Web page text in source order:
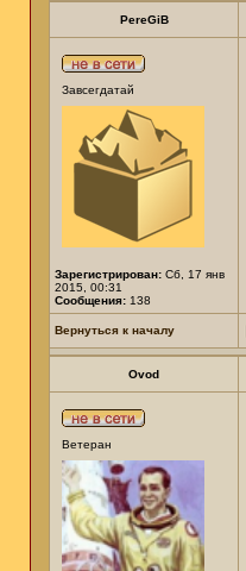
PereGiB
Завсегдатай
Зарегистрирован: Сб, 17 янв
2015, 00:31
Сообщения: 138
Вернуться к началу
Ovod
Ветеран